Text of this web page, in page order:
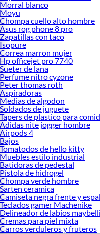
Morral blanco
Moyu
Chompa cuello alto hombre
Asus rog phone 8 pro
Zapatillas con taco
Isopure
Correa marron mujer
Hp officejet pro 7740
Sueter de lana
Perfume nitro cyzone
Peter thomas roth
Aspiradoras
Medias de algodon
Soldados de juguete
Tapers de plastico para
Adidas nite jogger hombre
Airpods 4
Bajos
Tomatodos de hello kitty
Muebles estilo industrial
Batidoras de pedestal
Pistola de hidrogel
Chompa verde hombre
Sarten ceramica
Camiseta negra frente y
Teclados gamer Machenike
Delineador de labios
Cremas para piel mixta
Carros verduleros y fruteros